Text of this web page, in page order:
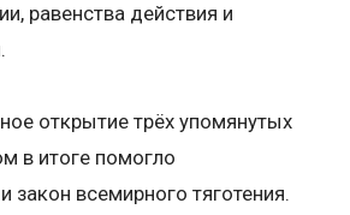
равенства действия и
открытие трёх упомянутых
в итоге помогло
закон всемирного тяготения.